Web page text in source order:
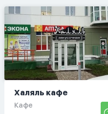
Халяль кафе
Кафе